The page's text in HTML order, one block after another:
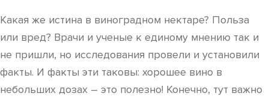
Какая же истина в виноградном нектаре? Польза
или вред? Врачи и ученые к единому мнению так и
не пришли, но исследования провели и установили
факты. И факты эти таковы: хорошее вино в
небольших дозах – это полезно! Конечно, тут важно